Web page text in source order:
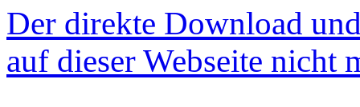
Der direkte Download
auf dieser Webseite nicht